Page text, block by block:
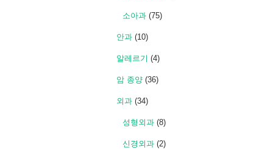
소아과 (75)
안과 (10)
알레르기 (4)
암 종양 (36)
외과 (34)
성형외과 (8)
신경외과 (2)